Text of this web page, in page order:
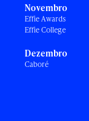
Novembro
Effie Awards
Effie College
Dezembro
Caboré